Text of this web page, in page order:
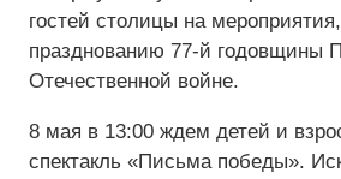
Двойной
Стандартный
гостей столицы на
празднованию 77-й годовщины
Отечественной войне.
8 мая в 13:00 ждем детей и
спектакль «Письма победы».